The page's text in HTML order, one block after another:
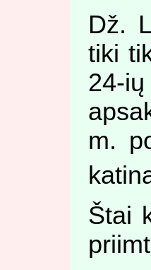
Dž.
tiki
24-
m.
Štai